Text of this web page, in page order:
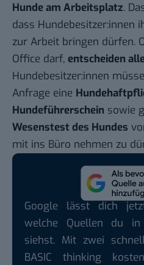
Hunde am Arbeitsplatz.
dass Hundebesitzer:innen
zur Arbeit bringen dürfen.
Office darf, entscheiden
Hundebesitzer:innen
Anfrage eine
Hundeführerschein sowie
Wesenstest des Hundes
mit ins Büro nehmen zu
Google lässt dich
welche Quellen du
siehst. Mit zwei
BASIC thinking